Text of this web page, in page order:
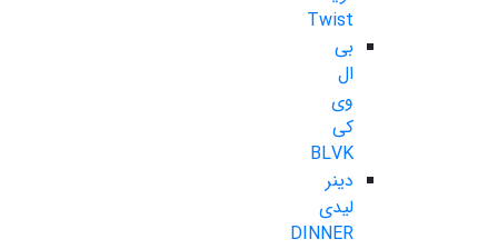
Twist
بی
ال
وی
کی
BLVK
دینر
لیدی
DINNER